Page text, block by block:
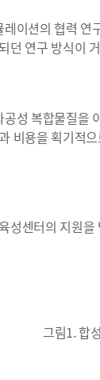
이션의 협력
던 연구 방식이
성 복합물질을
비용을 획기적
성센터의 지원을
그림1. 합